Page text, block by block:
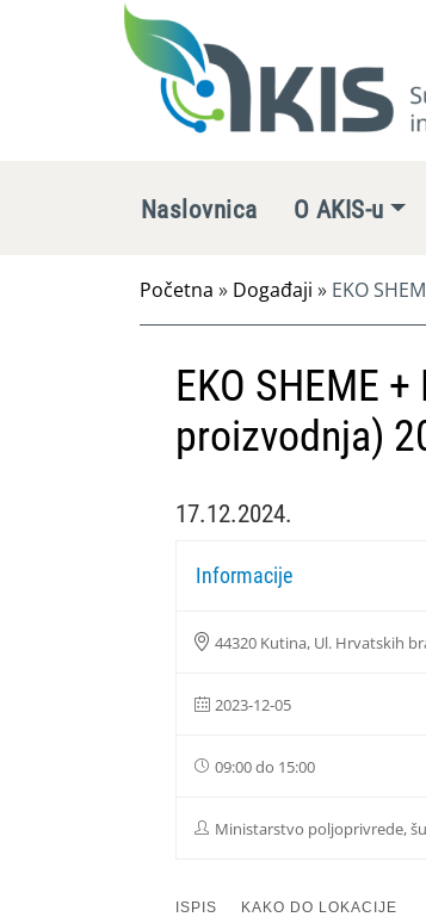
Naslovnica O AKIS-u
Početna » Događaji » EKO
EKO SHEME
proizvodnja)
17.12.2024.
Informacije
44320 Kutina, Ul. Hrvatskih
2023-12-05
09:00 do 15:00
Ministarstvo poljoprivrede,
ISPIS KAKO DO LOKACIJE